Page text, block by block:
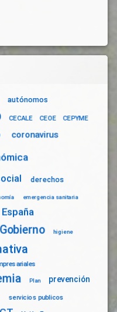
autónomos
CECALE CEOE CEPYME
coronavirus
derechos
emergencia sanitaria
España
Gobierno higiene
Plan prevención
servicios publicos